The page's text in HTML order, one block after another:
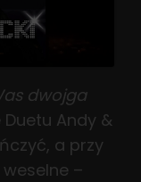
dwojga
Andy &
a przy
–